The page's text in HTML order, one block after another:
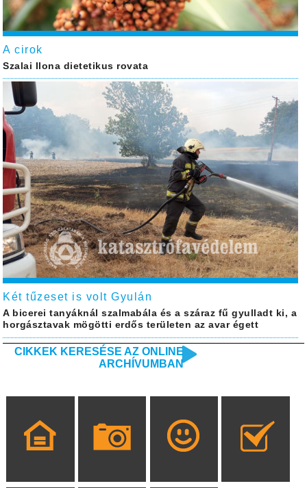
A cirok
Szalai Ilona dietetikus rovata
Két tűzeset is volt Gyulán
A bicerei tanyáknál szalmabála és a száraz fű gyulladt ki, a
horgásztavak mögötti erdős területen az avar égett
CIKKEK KERESÉSE AZ ONLINE
ARCHÍVUMBAN